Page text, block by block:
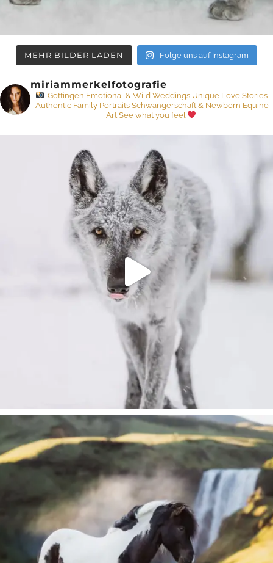
MEHR BILDER LADEN Folge uns auf Instagram
miriammerkelfotografie
Göttingen Emotional & Wild Weddings Unique Love Stories
Authentic Family PortraitsSchwangerschaft & Newborn Equine
Art See what you feel